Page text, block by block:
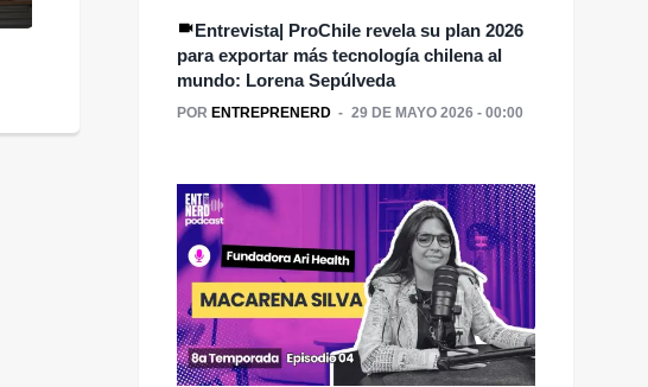
Entrevista| ProChile revela su plan 2026
para exportar más tecnología chilena al
mundo: Lorena Sepúlveda
POR ENTREPRENERD 29 DE MAYO 2026 - 00:00